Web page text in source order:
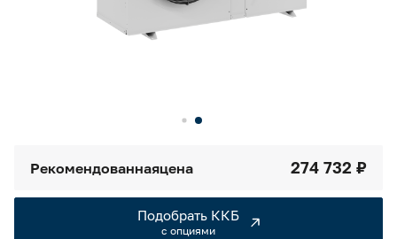
Рекомендованнаяцена 274 732 ₽
Подобрать ККБ
с опциями
Камеры холодильные
Решения для Вашего Dark Store
Smart Serviсe